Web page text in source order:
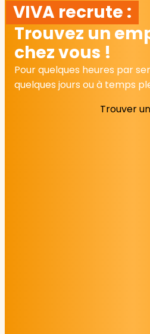
VIVA recrute :
Trouvez un
chez vous !
Pour quelques heures par
quelques jours ou à temps
Trouver